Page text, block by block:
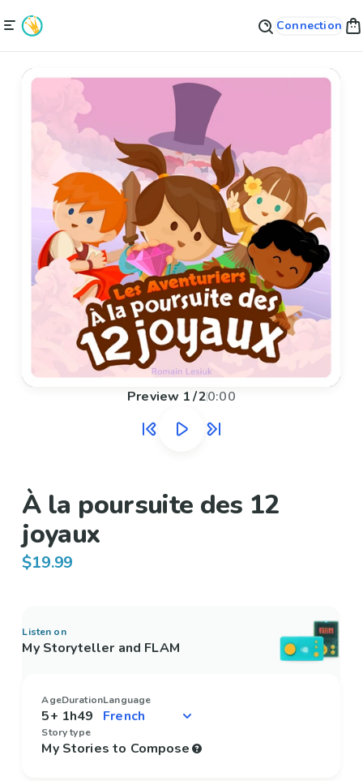
Connection
Preview 1/20:00
À la poursuite des 12
joyaux
$19.99
Listen on
My Storyteller and FLAM
Age
5+
Duration
1h49
Language
Story type
My Stories to Compose